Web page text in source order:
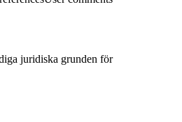
juridiska grunden för